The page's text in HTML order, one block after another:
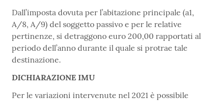
Dall’imposta dovuta per l’abitazione principale (a1,
A/8, A/9) del soggetto passivo e per le relative
pertinenze, si detraggono euro 200,00 rapportati al
periodo dell’anno durante il quale si protrae tale
destinazione.
DICHIARAZIONE IMU
Per le variazioni intervenute nel 2021 è possibile